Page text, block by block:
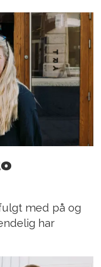
med på og
har